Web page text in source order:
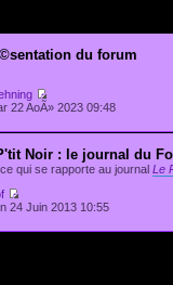
du forum
22 AoÃ» 2023 09:48
Noir : le journal du
qui se rapporte au journal Le
24 Juin 2013 10:55